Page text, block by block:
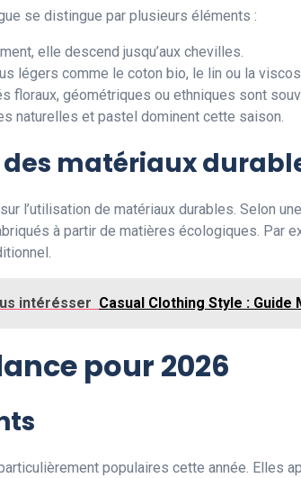
se distingue par plusieurs éléments :
elle descend jusqu’aux chevilles.
légers comme le coton bio, le lin ou la
floraux, géométriques ou ethniques sont
naturelles et pastel dominent cette saison.
matériaux
l’utilisation de matériaux durables. Selon
à partir de matières écologiques. Par
intérésser Casual Clothing Style : Guide
pour 2026
populaires cette année. Elles